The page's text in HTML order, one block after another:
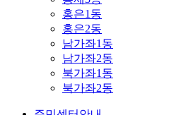
홍은1동
홍은2동
남가좌1동
남가좌2동
북가좌1동
북가좌2동